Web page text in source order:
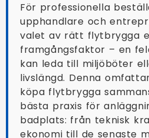
För professionella
upphandlare och
valet av rätt flytbrygga
framgångsfaktor – en
kan leda till miljöböter
livslängd. Denna
köpa flytbrygga
bästa praxis för
badplats: från teknisk
ekonomi till de senaste